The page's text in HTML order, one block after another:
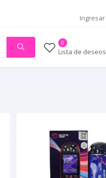
Ingresar
0
Lista de deseos